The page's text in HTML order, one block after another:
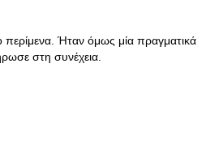
Ήταν όμως μία πραγματικά
στη συνέχεια.